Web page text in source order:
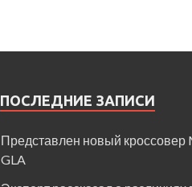
ПОСЛЕДНИЕ ЗАПИСИ
Представлен новый кроссовер
GLA